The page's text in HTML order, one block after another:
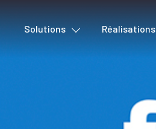
Solutions Réalisations